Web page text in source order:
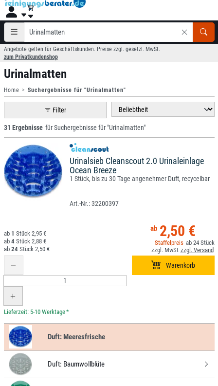
Angebote gelten für Geschäftskunden. Preise zzgl. gesetzl. MwSt.
zum Privatkundenshop
Urinalmatten
Home Suchergebnisse für "Urinalmatten"
Filter
31 Ergebnisse für Suchergebnisse für "Urinalmatten"
Urinalsieb Cleanscout 2.0 Urinaleinlage
Ocean Breeze
1 Stück, bis zu 30 Tage angenehmer Duft, recycelbar
32200397
2,50 €
24
1
2,95 €
4
2,88 €
24
2,50 €
*
Duft:Meeresfrische
Duft: Baumwollblüte